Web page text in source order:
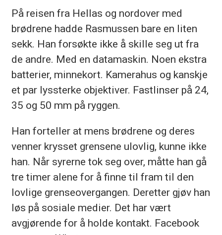
På reisen fra Hellas og nordover med
brødrene hadde Rasmussen bare en liten
sekk. Han forsøkte ikke å skille seg ut fra
de andre. Med en datamaskin. Noen ekstra
batterier, minnekort. Kamerahus og kanskje
et par lyssterke objektiver. Fastlinser på 24,
35 og 50 mm på ryggen.
Han forteller at mens brødrene og deres
venner krysset grensene ulovlig, kunne ikke
han. Når syrerne tok seg over, måtte han gå
tre timer alene for å finne til fram til den
lovlige grenseovergangen. Deretter gjøv han
løs på sosiale medier. Det har vært
avgjørende for å holde kontakt. Facebook